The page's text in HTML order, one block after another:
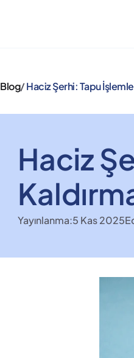
Blog/ Haciz Şerhi: Tapu
Haciz
Yayınlanma:5 Kas 2025